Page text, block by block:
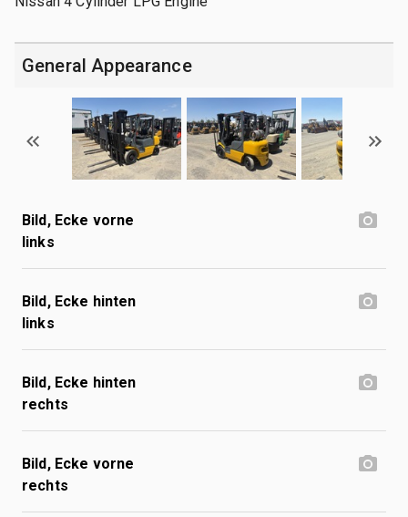
General Appearance
Bild, Ecke vorne
links
Bild, Ecke hinten
links
Bild, Ecke hinten
rechts
Bild, Ecke vorne
rechts